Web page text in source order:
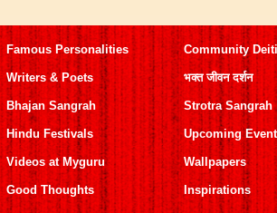
Famous Personalities
Writers & Poets
Bhajan Sangrah
Hindu Festivals
Videos at Myguru
Good Thoughts
Community
भक्त जीवन दर्शन
Strotra Sangrah
Upcoming
Wallpapers
Inspirations